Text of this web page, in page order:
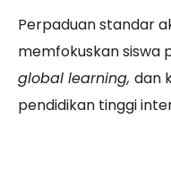
Perpaduan standar
memfokuskan siswa
global learning, dan
pendidikan tinggi